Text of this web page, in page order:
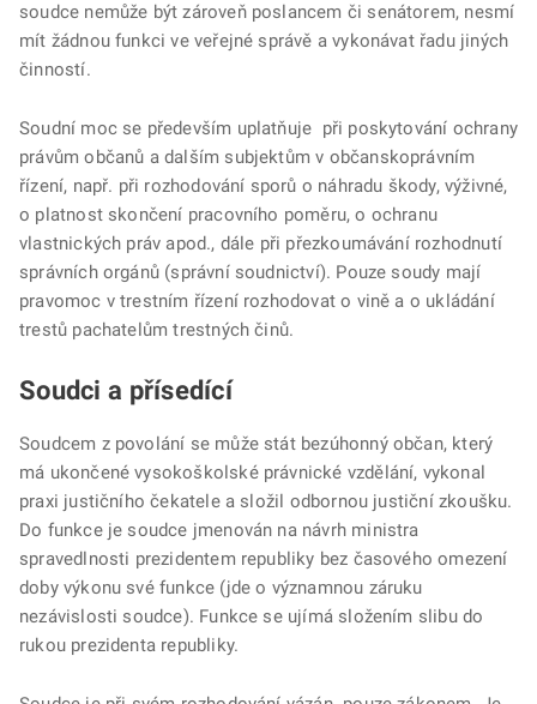
soudce nemůže být zároveň poslancem či senátorem, nesmí
mít žádnou funkci ve veřejné správě a vykonávat řadu jiných
činností.
Soudní moc se především uplatňuje při poskytování ochrany
právům občanů a dalším subjektům v občanskoprávním
řízení, např. při rozhodování sporů o náhradu škody, výživné,
o platnost skončení pracovního poměru, o ochranu
vlastnických práv apod., dále při přezkoumávání rozhodnutí
správních orgánů (správní soudnictví). Pouze soudy mají
pravomoc v trestním řízení rozhodovat o vině a o ukládání
trestů pachatelům trestných činů.
Soudci a přísedící
Soudcem z povolání se může stát bezúhonný občan, který
má ukončené vysokoškolské právnické vzdělání, vykonal
praxi justičního čekatele a složil odbornou justiční zkoušku.
Do funkce je soudce jmenován na návrh ministra
spravedlnosti prezidentem republiky bez časového omezení
doby výkonu své funkce (jde o významnou záruku
nezávislosti soudce). Funkce se ujímá složením slibu do
rukou prezidenta republiky.